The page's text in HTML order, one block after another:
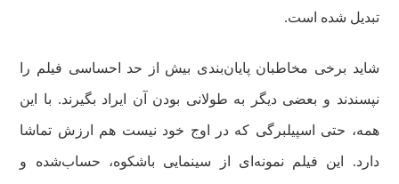
تبدیل شده است.
شاید برخی مخاطبان پایان‌بندی بیش از حد احساسی فیلم را
نپسندند و بعضی دیگر به طولانی بودن آن ایراد بگیرند. با این
همه، حتی اسپیلبرگی که در اوج خود نیست هم ارزش تماشا
دارد. این فیلم نمونه‌ای از سینمایی باشکوه، حساب‌شده و